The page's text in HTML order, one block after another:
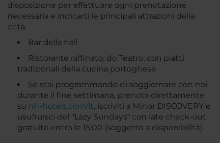
disposizione per effettuare ogni prenotazione
necessaria e indicarti le principali attrazioni della
città.
Bar della hall
Ristorante raffinato, do Teatro, con piatti
tradizionali della cucina portoghese
Se stai programmando di soggiornare con noi
durante il fine settimana, prenota direttamente
su nh-hotels.com/it, iscriviti a Minor DISCOVERY e
usufruisci del "Lazy Sundays" con late check-out
gratuito entro le 15:00 (soggetto a disponibilità).